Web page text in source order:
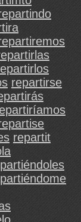
repartirse
repartit